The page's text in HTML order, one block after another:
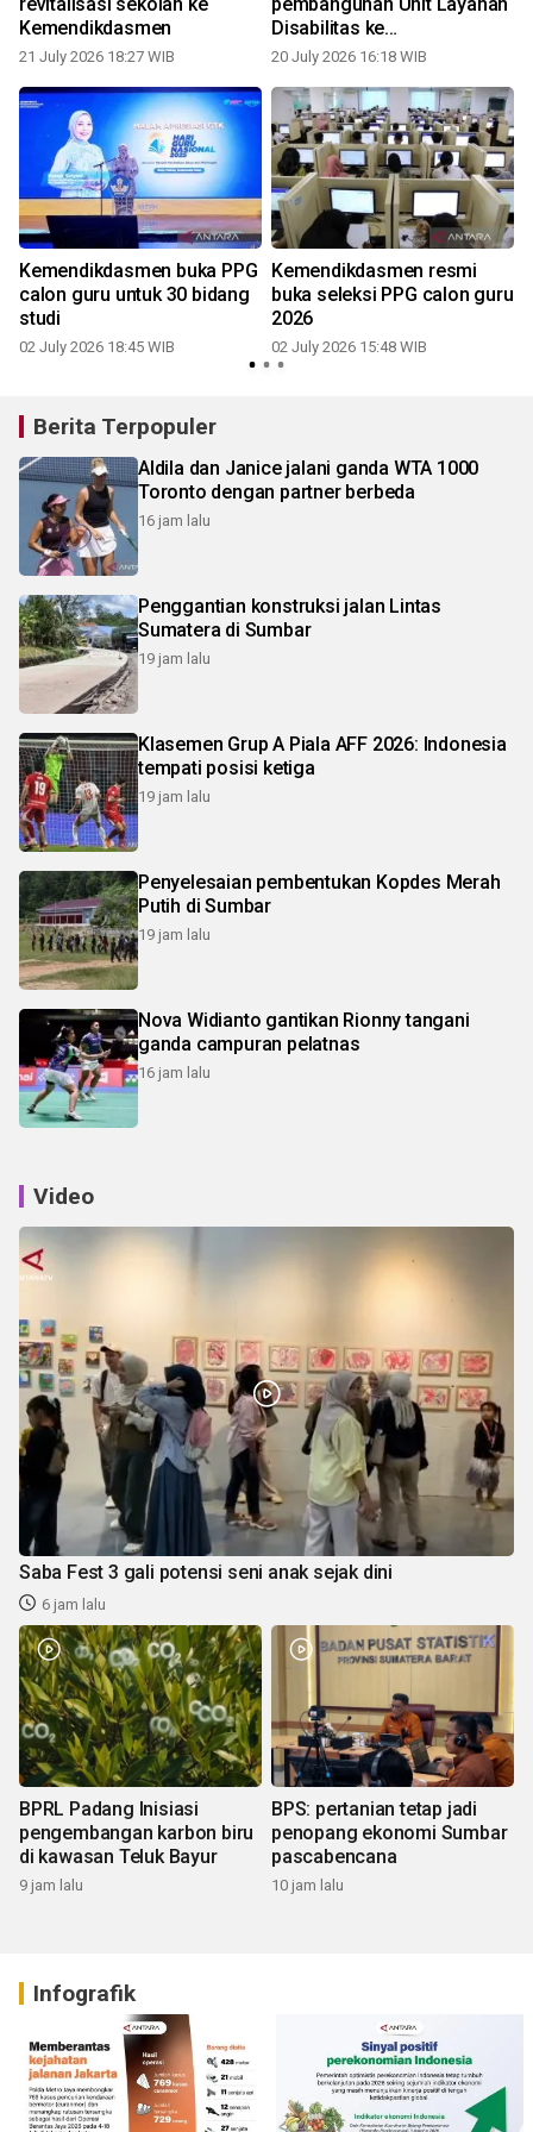
Kemendikdasmen
21 July 2026 18:27 WIB
Disabilitas ke
Kemendikdasmen
20 July 2026 16:18 WIB
Kemendikdasmen buka PPG
calon guru untuk 30 bidang
studi
02 July 2026 18:45 WIB
Kemendikdasmen resmi
buka seleksi PPG calon guru
2026
02 July 2026 15:48 WIB
Berita Terpopuler
Aldila dan Janice jalani ganda WTA 1000
Toronto dengan partner berbeda
16 jam lalu
Penggantian konstruksi jalan Lintas
Sumatera di Sumbar
19 jam lalu
Klasemen Grup A Piala AFF 2026: Indonesia
tempati posisi ketiga
19 jam lalu
Penyelesaian pembentukan Kopdes Merah
Putih di Sumbar
19 jam lalu
Nova Widianto gantikan Rionny tangani
ganda campuran pelatnas
16 jam lalu
Video
Saba Fest 3 gali potensi seni anak sejak dini
6 jam lalu
BPRL Padang Inisiasi
pengembangan karbon biru
di kawasan Teluk Bayur
9 jam lalu
BPS: pertanian tetap jadi
penopang ekonomi Sumbar
pascabencana
10 jam lalu
Infografik